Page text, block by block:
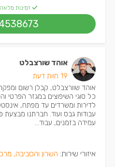
זמינות
אוהד שורצבלט
19 חוות דעת
אוהד שוורצבלט, קבלן רשום
כל סוגי השיפוצים במגזר הפרטי
לדירות ומשרדים עד מפתח,
עבודות גבס ועוד. חברתנו מבצעת
עמידה בזמנים, עבוד...
איזורי שירות: השרון והסביבה,